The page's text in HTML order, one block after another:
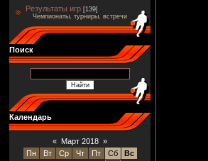
Результаты игр [139]
Чемпионаты, турниры, встречи
Поиск
Календарь
« Март 2018 »
Пн
Вт Ср Чт Пт Сб
Вс